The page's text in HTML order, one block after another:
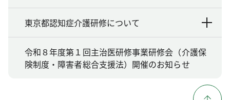
東京都認知症介護研修について
令和８年度第１回主治医研修事業研修会（介護保
険制度・障害者総合支援法）開催のお知らせ